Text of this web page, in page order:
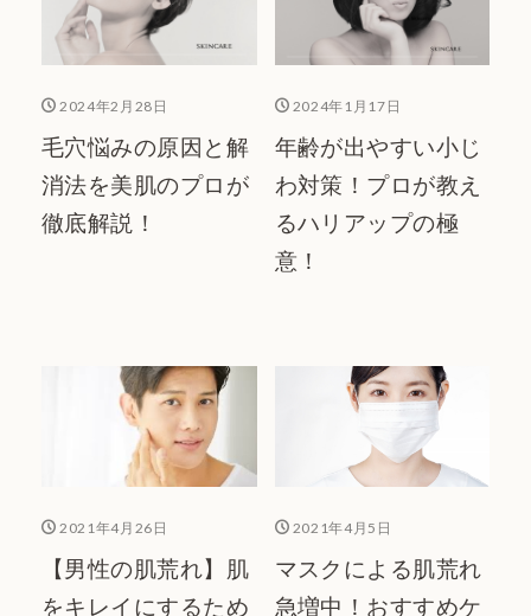
2024年2月28日
毛穴悩みの原因と解
消法を美肌のプロが
徹底解説！
2024年1月17日
年齢が出やすい小じ
わ対策！プロが教え
るハリアップの極
意！
2021年4月26日
【男性の肌荒れ】肌
をキレイにするため
2021年4月5日
マスクによる肌荒れ
急増中！おすすめケ